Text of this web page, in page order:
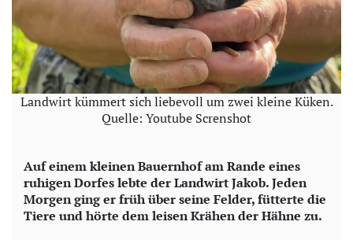
Landwirt kümmert sich liebevoll um zwei kleine Küken.
Quelle: Youtube Screnshot
Auf einem kleinen Bauernhof am Rande eines
ruhigen Dorfes lebte der Landwirt Jakob. Jeden
Morgen ging er früh über seine Felder, fütterte die
Tiere und hörte dem leisen Krähen der Hähne zu.